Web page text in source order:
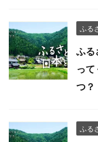
ふる
ふる
って
つ？
ふる